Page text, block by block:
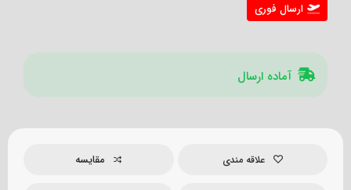
ارسال فوری
آماده ارسال
علاقه مندی مقایسه